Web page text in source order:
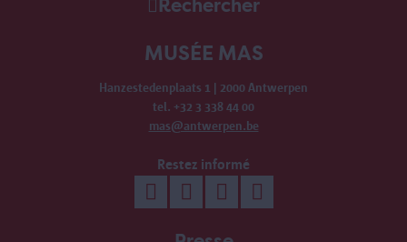
Rechercher
MUSÉE MAS
Hanzestedenplaats 1 | 2000 Antwerpen
tel. +32 3 338 44 00
mas@antwerpen.be
Restez informé